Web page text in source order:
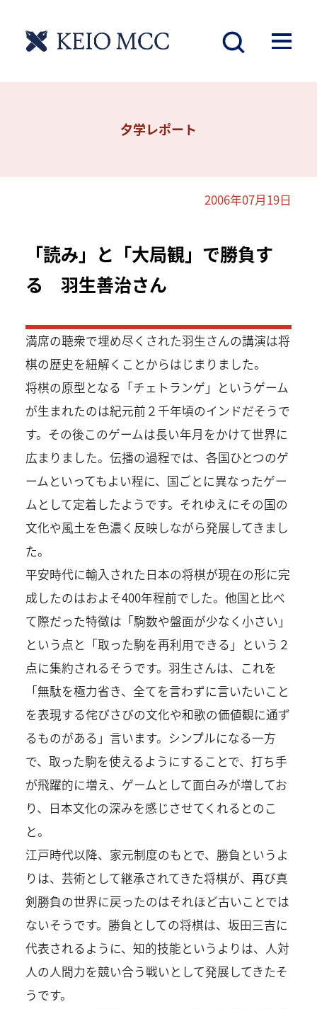
夕学レポート
2006年07月19日
「読み」と「大局観」で勝負す
る 羽生善治さん
満席の聴衆で埋め尽くされた羽生さんの講演は将
棋の歴史を紐解くことからはじまりました。
将棋の原型となる「チェトランゲ」というゲーム
が生まれたのは紀元前２千年頃のインドだそうで
す。その後このゲームは長い年月をかけて世界に
広まりました。伝播の過程では、各国ひとつのゲ
ームといってもよい程に、国ごとに異なったゲー
ムとして定着したようです。それゆえにその国の
文化や風土を色濃く反映しながら発展してきまし
た。
平安時代に輸入された日本の将棋が現在の形に完
成したのはおよそ400年程前でした。他国と比べ
て際だった特徴は「駒数や盤面が少なく小さい」
という点と「取った駒を再利用できる」という２
点に集約されるそうです。羽生さんは、これを
「無駄を極力省き、全てを言わずに言いたいこと
を表現する侘びさびの文化や和歌の価値観に通ず
るものがある」言います。シンプルになる一方
で、取った駒を使えるようにすることで、打ち手
が飛躍的に増え、ゲームとして面白みが増してお
り、日本文化の深みを感じさせてくれるとのこ
と。
江戸時代以降、家元制度のもとで、勝負というよ
りは、芸術として継承されてきた将棋が、再び真
剣勝負の世界に戻ったのはそれほど古いことでは
ないそうです。勝負としての将棋は、坂田三吉に
代表されるように、知的技能というよりは、人対
人の人間力を競い合う戦いとして発展してきたそ
うです。